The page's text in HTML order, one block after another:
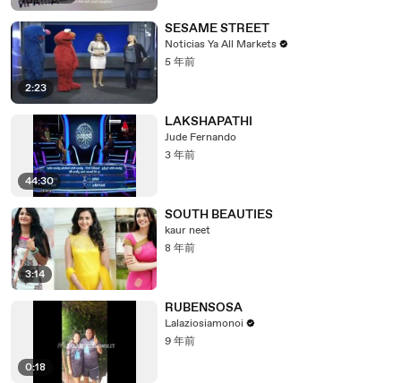
2:23
SESAME STREET
Noticias Ya All Markets
5 年前
44:30
LAKSHAPATHI
Jude Fernando
3 年前
3:14
SOUTH BEAUTIES
kaur neet
8 年前
0:18
RUBENSOSA
Lalaziosiamonoi
9 年前